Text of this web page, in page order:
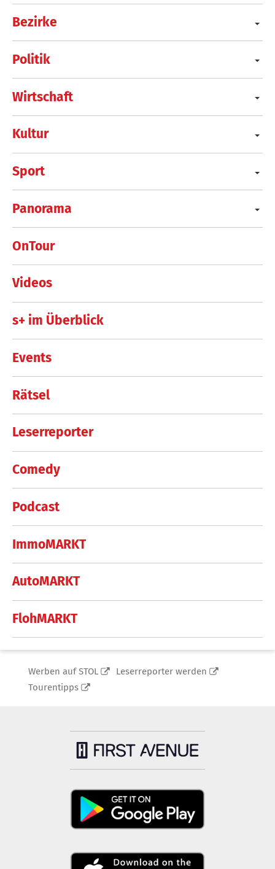
Bezirke
Politik
Wirtschaft
Kultur
Sport
Panorama
OnTour
Videos
s+ im Überblick
Events
Rätsel
Leserreporter
Comedy
Podcast
ImmoMARKT
AutoMARKT
FlohMARKT
Werben auf STOL
Leserreporter werden
Tourentipps